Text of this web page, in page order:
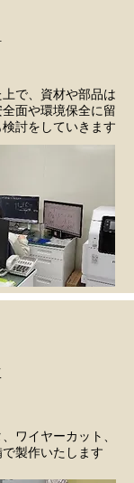
で、資材や部品は
面や環境保全に留
討をしていきます
ワイヤーカット、
製作いたします